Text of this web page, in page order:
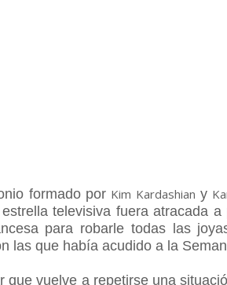
formado por Kim Kardashian y
televisiva fuera atracada
para robarle todas las
las que había acudido a la
que vuelve a repetirse una